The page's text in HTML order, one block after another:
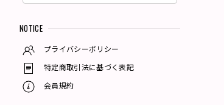
NOTICE
プライバシーポリシー
特定商取引法に基づく表記
会員規約